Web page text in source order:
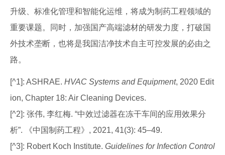
升级、标准化管理和智能化运维，将成为制药工程领域的
重要课题。同时，加强国产高端滤材的研发力度，打破国
外技术垄断，也将是我国洁净技术自主可控发展的必由之
路。
[^1]: ASHRAE. HVAC Systems and Equipment, 2020 Edit
ion, Chapter 18: Air Cleaning Devices.
[^2]: 张伟, 李红梅. “中效过滤器在冻干车间的应用效果分
析”. 《中国制药工程》, 2021, 41(3): 45–49.
[^3]: Robert Koch Institute. Guidelines for Infection Control